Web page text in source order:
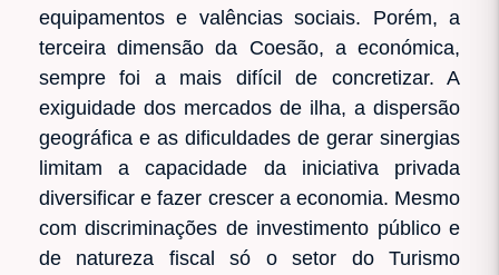
equipamentos e valências sociais. Porém, a
terceira dimensão da Coesão, a económica,
sempre foi a mais difícil de concretizar. A
exiguidade dos mercados de ilha, a dispersão
geográfica e as dificuldades de gerar sinergias
limitam a capacidade da iniciativa privada
diversificar e fazer crescer a economia. Mesmo
com discriminações de investimento público e
de natureza fiscal só o setor do Turismo